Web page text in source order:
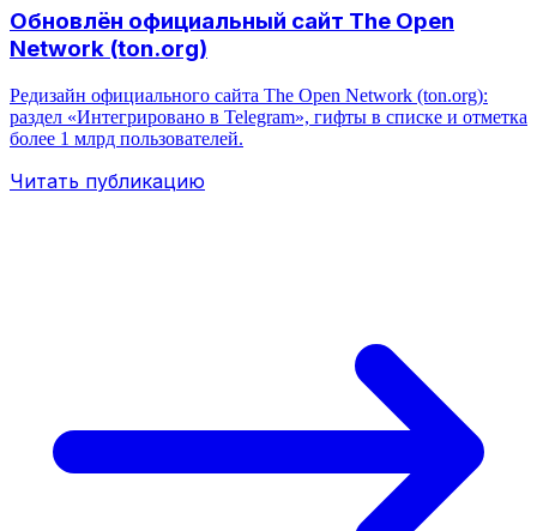
Обновлён официальный сайт The Open
Network (ton.org)
Редизайн официального сайта The Open Network (ton.org):
раздел «Интегрировано в Telegram», гифты в списке и отметка
более 1 млрд пользователей.
Читать публикацию